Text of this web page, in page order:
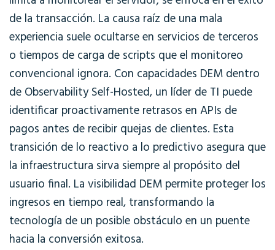
de la transacción. La causa raíz de una mala
experiencia suele ocultarse en servicios de terceros
o tiempos de carga de scripts que el monitoreo
convencional ignora. Con capacidades DEM dentro
de Observability Self-Hosted, un líder de TI puede
identificar proactivamente retrasos en APIs de
pagos antes de recibir quejas de clientes. Esta
transición de lo reactivo a lo predictivo asegura que
la infraestructura sirva siempre al propósito del
usuario final. La visibilidad DEM permite proteger los
ingresos en tiempo real, transformando la
tecnología de un posible obstáculo en un puente
hacia la conversión exitosa.